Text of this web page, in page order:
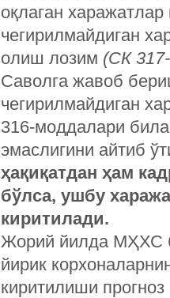
оқлаган
чегирилмайдиган
олиш лозим (СК
Саволга жавоб
чегирилмайдиган
316-моддалари
эмаслигини айтиб
ҳақиқатдан ҳам
бўлса, ушбу
киритилади.
Жорий йилда МҲХС
йирик
киритилиши